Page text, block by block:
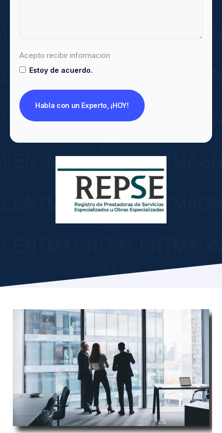
Acepto recibir información
Estoy de acuerdo.